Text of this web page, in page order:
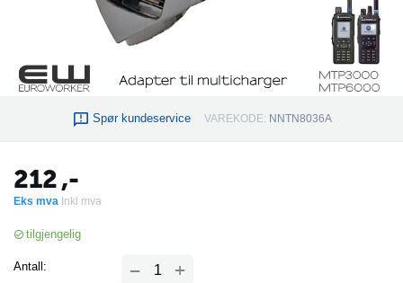
Spør kundeservice VAREKODE: NNTN8036A
212,-
Eks mva Inkl mva
tilgjengelig
Antall: +
−